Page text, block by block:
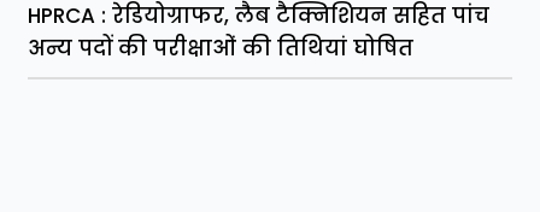
HPRCA : रेडियोग्राफर, लैब टैक्निशियन सहित पांच
अन्य पदों की परीक्षाओं की तिथियां घोषित